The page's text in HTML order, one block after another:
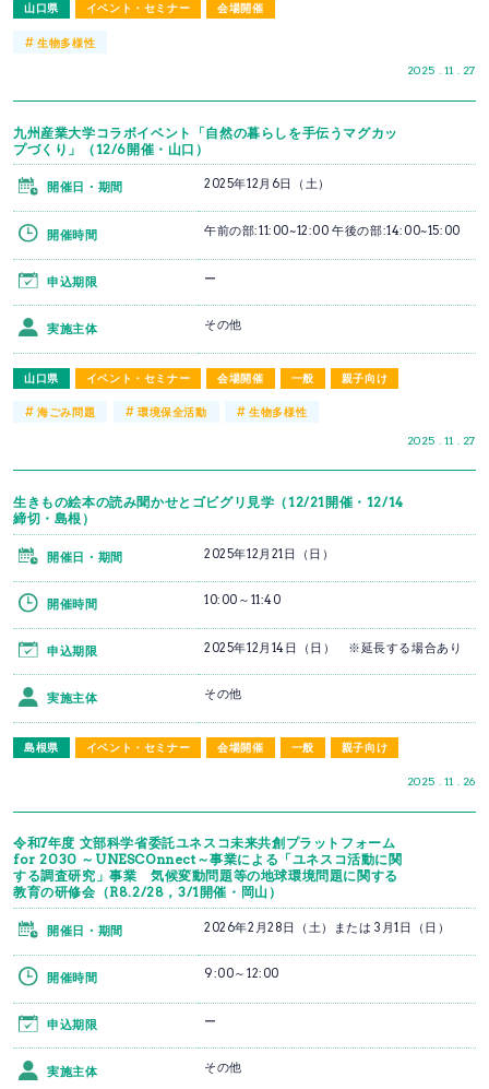
山口県 イベント・セミナー 会場開催
2025 . 11 . 27
#生物多様性
九州産業大学コラボイベント「自然の暮らしを手伝うマグカッ
プづくり」（12/6開催・山口）
山口県 イベント・セミナー 会場開催 一般 親子向け
2025 . 11 . 27
開催日・期間 2025年12月6日（土）
開催時間 午前の部:11:00~12:00 午後の部:14:00~15:00
申込期限 ー
実施主体 その他
#海ごみ問題 # 環境保全活動 #生物多様性
生きもの絵本の読み聞かせとゴビグリ見学（12/21開催・12/14
締切・島根）
島根県 イベント・セミナー 会場開催 一般 親子向け
2025 . 11 . 26
開催日・期間 2025年12月21日（日）
開催時間 10:00～11:40
申込期限 2025年12月14日（日） ※延長する場合あり
実施主体 その他
令和7年度 文部科学省委託ユネスコ未来共創プラットフォーム
for 2030 ～UNESCOnnect～事業による「ユネスコ活動に関
する調査研究」事業 気候変動問題等の地球環境問題に関する
教育の研修会（R8.2/28，3/1開催・岡山）
開催日・期間 2026年2月28日（土）または 3月1日（日）
開催時間 9:00～12:00
申込期限 ー
実施主体 その他